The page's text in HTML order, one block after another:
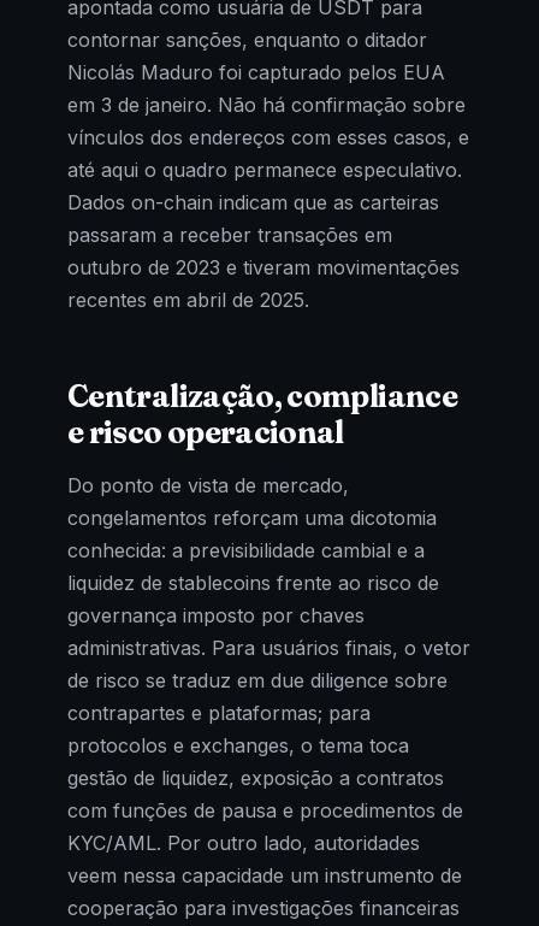
apontada como usuária de USDT para
contornar sanções, enquanto o ditador
Nicolás Maduro foi capturado pelos EUA
em 3 de janeiro. Não há confirmação sobre
vínculos dos endereços com esses casos, e
até aqui o quadro permanece especulativo.
Dados on-chain indicam que as carteiras
passaram a receber transações em
outubro de 2023 e tiveram movimentações
recentes em abril de 2025.
Centralização, compliance
e risco operacional
Do ponto de vista de mercado,
congelamentos reforçam uma dicotomia
conhecida: a previsibilidade cambial e a
liquidez de stablecoins frente ao risco de
governança imposto por chaves
administrativas. Para usuários finais, o vetor
de risco se traduz em due diligence sobre
contrapartes e plataformas; para
protocolos e exchanges, o tema toca
gestão de liquidez, exposição a contratos
com funções de pausa e procedimentos de
KYC/AML. Por outro lado, autoridades
veem nessa capacidade um instrumento de
cooperação para investigações financeiras